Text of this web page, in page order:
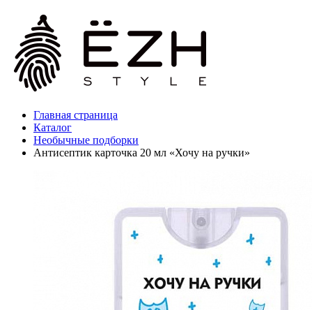
Главная страница
Каталог
Необычные подборки
Антисептик карточка 20 мл «Хочу на ручки»